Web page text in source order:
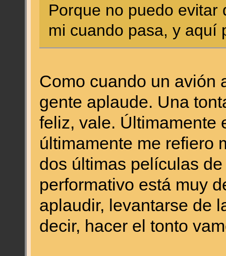
Porque no puedo evitar
mi cuando pasa, y aquí
Como cuando un avión
gente aplaude. Una
feliz, vale. Últimamente
últimamente me refiero
dos últimas películas
performativo está muy
aplaudir, levantarse de
decir, hacer el tonto